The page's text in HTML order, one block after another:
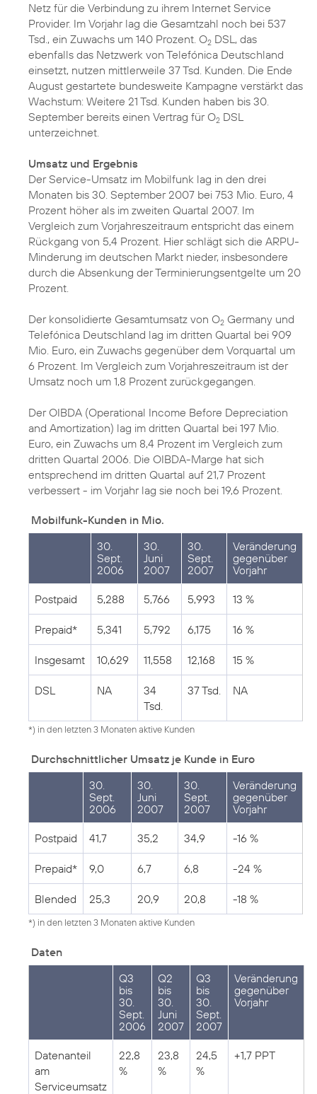
Netz für die Verbindung zu ihrem Internet Service
Provider. Im Vorjahr lag die Gesamtzahl noch bei 537
Tsd., ein Zuwachs um 140 Prozent. O2 DSL, das
ebenfalls das Netzwerk von Telefónica Deutschland
einsetzt, nutzen mittlerweile 37 Tsd. Kunden. Die Ende
August gestartete bundesweite Kampagne verstärkt das
Wachstum: Weitere 21 Tsd. Kunden haben bis 30.
September bereits einen Vertrag für O2 DSL
unterzeichnet.
Umsatz und Ergebnis
Der Service-Umsatz im Mobilfunk lag in den drei
Monaten bis 30. September 2007 bei 753 Mio. Euro, 4
Prozent höher als im zweiten Quartal 2007. Im
Vergleich zum Vorjahreszeitraum entspricht das einem
Rückgang von 5,4 Prozent. Hier schlägt sich die ARPU-
Minderung im deutschen Markt nieder, insbesondere
durch die Absenkung der Terminierungsentgelte um 20
Prozent.
Der konsolidierte Gesamtumsatz von O2 Germany und
Telefónica Deutschland lag im dritten Quartal bei 909
Mio. Euro, ein Zuwachs gegenüber dem Vorquartal um
6 Prozent. Im Vergleich zum Vorjahreszeitraum ist der
Umsatz noch um 1,8 Prozent zurückgegangen.
Der OIBDA (Operational Income Before Depreciation
and Amortization) lag im dritten Quartal bei 197 Mio.
Euro, ein Zuwachs um 8,4 Prozent im Vergleich zum
dritten Quartal 2006. Die OIBDA-Marge hat sich
entsprechend im dritten Quartal auf 21,7 Prozent
verbessert - im Vorjahr lag sie noch bei 19,6 Prozent.
Mobilfunk-Kunden in Mio.
30.
Sept.
2006
30.
Juni
2007
30.
Sept.
2007
Veränderung
gegenüber
Vorjahr
Postpaid 5,288 5,766 5,993 13 %
Prepaid* 5,341 5,792 6,175 16 %
Insgesamt 10,629 11,558 12,168 15 %
DSL NA
34
Tsd.
37 Tsd. NA
*) in den letzten 3 Monaten aktive Kunden
Durchschnittlicher Umsatz je Kunde in Euro
30.
Sept.
2006
30.
Juni
2007
30.
Sept.
2007
Veränderung
gegenüber
Vorjahr
Postpaid 41,7 35,2 34,9 -16 %
Prepaid* 9,0 6,7 6,8 -24 %
Blended 25,3 20,9 20,8 -18 %
*) in den letzten 3 Monaten aktive Kunden
Daten
Q3
bis
30.
Sept.
2006
Q2
bis
30.
Juni
2007
Q3
bis
30.
Sept.
2007
Veränderung
gegenüber
Vorjahr
Datenanteil
am
Serviceumsatz
22,8
%
23,8
%
24,5
%
+1,7 PPT